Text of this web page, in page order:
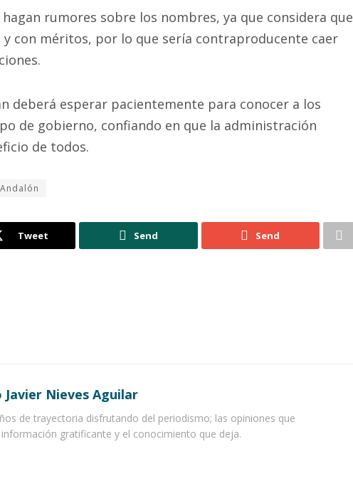
rumores sobre los nombres, ya que considera que
y con méritos, por lo que sería contraproducente caer
deberá esperar pacientemente para conocer a los
de gobierno, confiando en que la administración
de todos.
Tweet Send Send
Javier Nieves Aguilar
de trayectoria disfrutando del periodismo; las opiniones que
gratificante y el conocimiento que deja.